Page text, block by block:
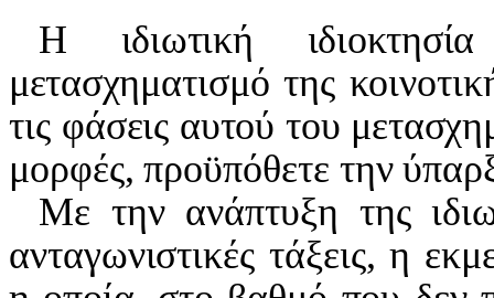
Η ιδιωτική
μετασχηματισμό της
τις φάσεις αυτού του
μορφές, προϋπόθετε την
Με την ανάπτυξη της
ανταγωνιστικές τάξεις, η